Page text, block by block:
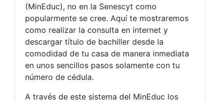
(MinEduc), no en la Senescyt como
popularmente se cree. Aquí te mostraremos
como realizar la consulta en internet y
descargar título de bachiller desde la
comodidad de tu casa de manera inmediata
en unos sencillos pasos solamente con tu
número de cédula.
A través de este sistema del MinEduc los